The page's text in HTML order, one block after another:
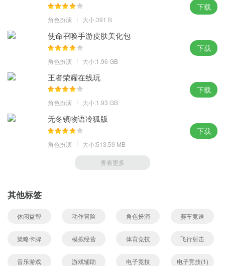
只剩两位玩家时，如果是比牌决定胜负的，则所有玩家(包括旁观者)
都可以看见此二人的底牌。如果是一方放弃的情况，则仍不可见。
豹子(炸弹)：三张点相同的牌。例：AAA、222。
最大的顺金为花色相同的QKA，最小的顺金为花色相同的123。
金花(色皮)：花色相同，非顺子。例：黑桃368，方块145。
子为花色不同的QKA，最小的顺子为花色不同的123。
单张：三张牌不组成任何类型的牌。
明注：看牌后的下註。暗注：不看牌的下註。注：暗注相当于明注
单注封顶：每个玩家每次下註的上限。
用)。
角色扮演 大小:391 B
下载
使命召唤手游皮肤美化包
角色扮演 大小:1.96 GB
下载
王者荣耀在线玩
角色扮演 大小:1.93 GB
下载
无冬镇物语冷狐版
角色扮演 大小:513.59 MB
下载
查看更多
其他标签
休闲益智 动作冒险 角色扮演 赛车竞速
策略卡牌 模拟经营 体育竞技 飞行射击
音乐游戏 游戏辅助 电子竞技 电子竞技(1)